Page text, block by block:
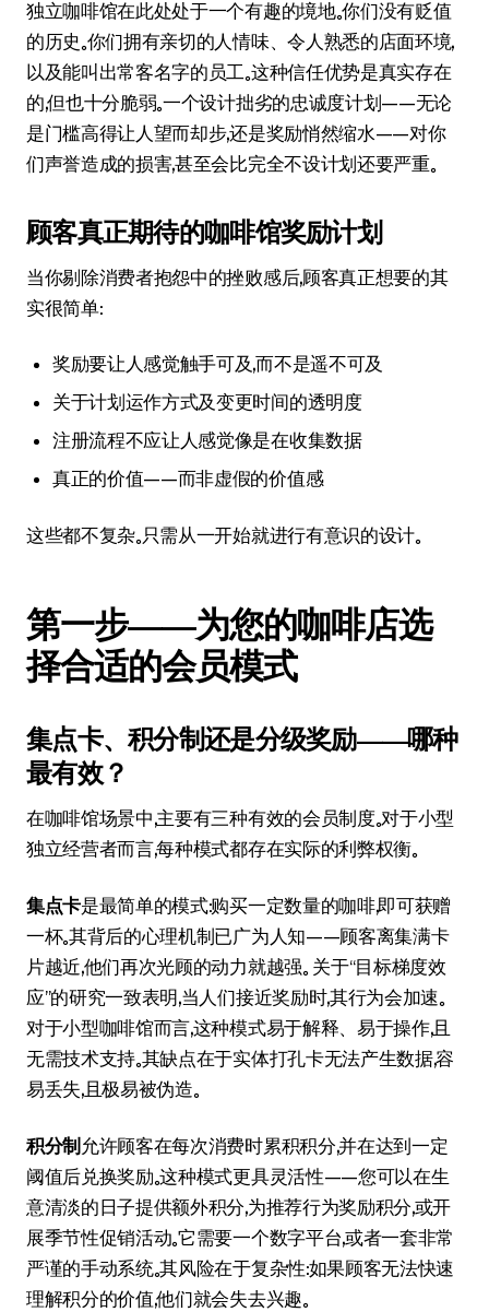
独立咖啡馆在此处处于一个有趣的境地。你们没有贬值
的历史。你们拥有亲切的人情味、令人熟悉的店面环境，
以及能叫出常客名字的员工。这种信任优势是真实存在
的，但也十分脆弱。一个设计拙劣的忠诚度计划——无论
是门槛高得让人望而却步，还是奖励悄然缩水——对你
们声誉造成的损害，甚至会比完全不设计划还要严重。
顾客真正期待的咖啡馆奖励计划
当你剔除消费者抱怨中的挫败感后，顾客真正想要的其
实很简单：
奖励要让人感觉触手可及，而不是遥不可及
关于计划运作方式及变更时间的透明度
注册流程不应让人感觉像是在收集数据
真正的价值——而非虚假的价值感
这些都不复杂。只需从一开始就进行有意识的设计。
第一步——为您的咖啡店选
择合适的会员模式
集点卡、积分制还是分级奖励——哪种
最有效？
在咖啡馆场景中，主要有三种有效的会员制度。对于小型
独立经营者而言，每种模式都存在实际的利弊权衡。
集点卡是最简单的模式：购买一定数量的咖啡，即可获赠
一杯。其背后的心理机制已广为人知——顾客离集满卡
片越近，他们再次光顾的动力就越强。 关于“目标梯度效
应”的研究一致表明，当人们接近奖励时，其行为会加速。
对于小型咖啡馆而言，这种模式易于解释、易于操作，且
无需技术支持。其缺点在于实体打孔卡无法产生数据，容
易丢失，且极易被伪造。
积分制 允许顾客在每次消费时累积积分，并在达到一定
阈值后兑换奖励。这种模式更具灵活性——您可以在生
意清淡的日子提供额外积分，为推荐行为奖励积分，或开
展季节性促销活动。它需要一个数字平台，或者一套非常
严谨的手动系统。其风险在于复杂性：如果顾客无法快速
理解积分的价值，他们就会失去兴趣。